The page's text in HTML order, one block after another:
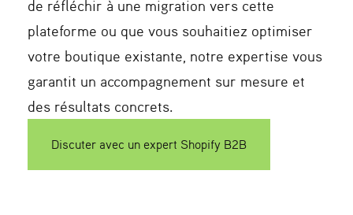
de réfléchir à une migration vers cette
plateforme ou que vous souhaitiez optimiser
votre boutique existante, notre expertise vous
garantit un accompagnement sur mesure et
des résultats concrets.
Discuter avec un expert Shopify B2B